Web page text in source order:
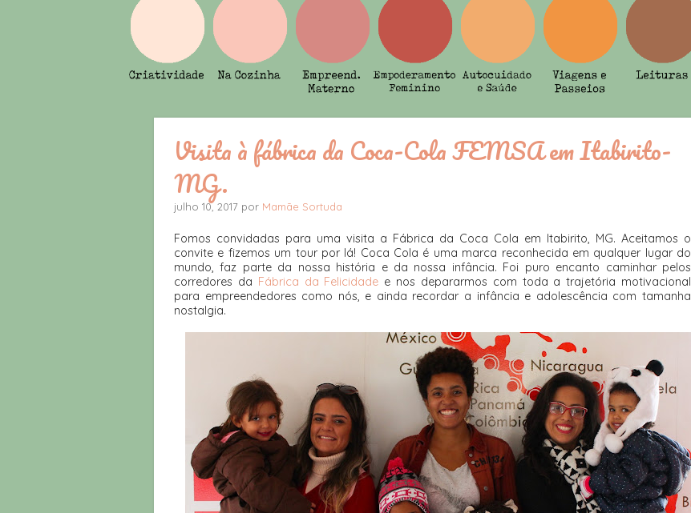
Visita à fábrica da Coca-Cola FEMSA em Itabirito-
MG.
julho 10, 2017 por Mamãe Sortuda
Fomos convidadas para uma visita a Fábrica da Coca Cola em Itabirito, MG. Aceitamos o
convite e fizemos um tour por lá! Coca Cola é uma marca reconhecida em qualquer lugar do
mundo, faz parte da nossa história e da nossa infância. Foi puro encanto caminhar pelos
corredores da Fábrica da Felicidade e nos depararmos com toda a trajetória motivacional
para empreendedores como nós, e ainda recordar a infância e adolescência com tamanha
nostalgia.